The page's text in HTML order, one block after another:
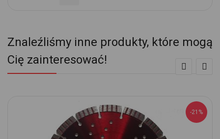
Znaleźliśmy inne produkty, które mogą
Cię zainteresować!
-21%